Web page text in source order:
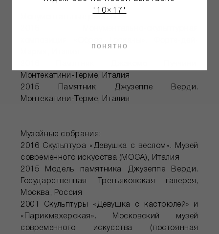
Монтекатини-Терме, Италия
2015 Памятник Джузеппе Верди.
Монтекатини-Терме, Италия
Музейные собрания:
2016 Скульптура «Девушка с веслом». Музей
современного искусства (MOCA), Италия
2015 Модель памятника Джузеппе Верди.
Государственная Третьяковская галерея,
Москва, Россия
2001 Скульптуры «Девушка с кастрюлей» и
«Парикмахерская». Московский музей
современного искусства (постоянная
'10×17'
понятно